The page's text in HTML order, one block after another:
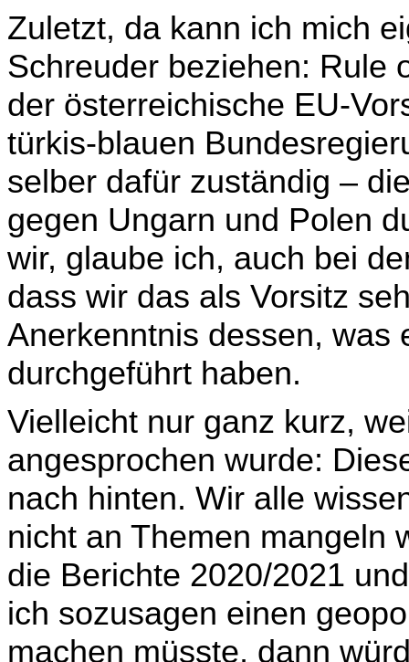
Zuletzt, da kann ich mich
Schreuder beziehen: Rule
der österreichische EU-
türkis-blauen
selber dafür zuständig –
gegen Ungarn und Polen
wir, glaube ich, auch bei
dass wir das als Vorsitz
Anerkenntnis dessen, was
durchgeführt haben.
Vielleicht nur ganz kurz,
angesprochen wurde:
nach hinten. Wir alle
nicht an Themen mangeln
die Berichte 2020/2021
ich sozusagen einen
machen müsste, dann